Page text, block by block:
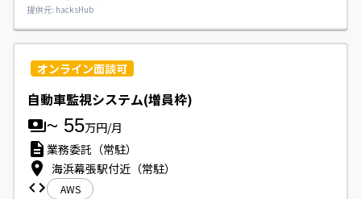
提供元: hacksHub
オンライン面談可
自動車監視システム(増員枠)
~ 55万円/月
業務委託（常駐）
海浜幕張駅付近（常駐）
AWS